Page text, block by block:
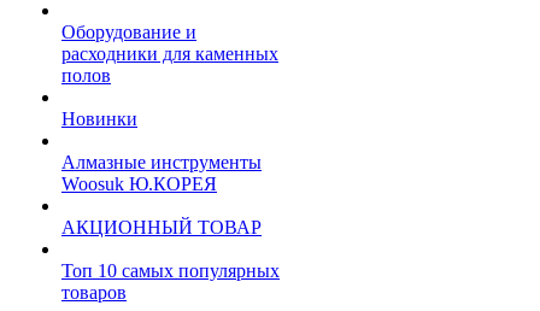
Оборудование и
расходники для каменных
полов
Новинки
Алмазные инструменты
Woosuk Ю.КОРЕЯ
АКЦИОННЫЙ ТОВАР
Топ 10 самых популярных
товаров